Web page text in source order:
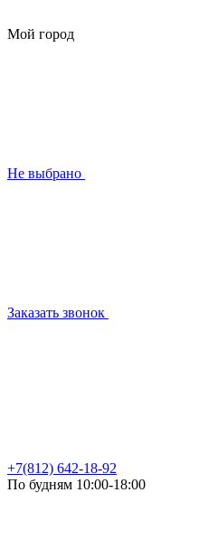
Мой город
Не выбрано
Заказать звонок
+7(812) 642-18-92
По будням 10:00-18:00